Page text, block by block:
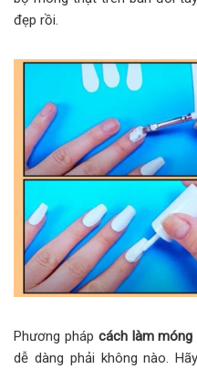
đẹp rồi.
Phương pháp cách làm móng
dễ dàng phải không nào.